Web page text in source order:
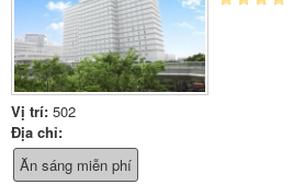
Vị trí: 502
Địa chỉ:
Ăn sáng miễn phí